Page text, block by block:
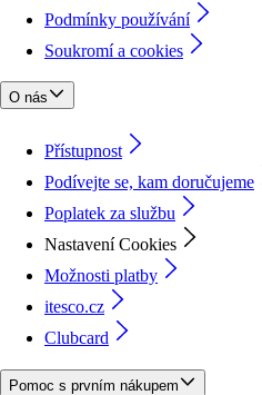
Podmínky používání
Soukromí a cookies
O nás
Přístupnost
Podívejte se, kam doručujeme
Poplatek za službu
Nastavení Cookies
Možnosti platby
itesco.cz
Clubcard
Pomoc s prvním nákupem